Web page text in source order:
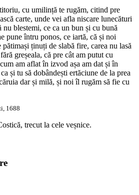
cu umilință te rugăm, citind pre
carte, unde vei afla niscare lunecături
nu blestemi, ce ca un bun și cu bună
pune întru ponos, ce iartă, că și noi
pătimași ținuți de slabă fire, carea nu lasă
greșeala, că pre cât am putut cu
am aflat în izvod așa am dat și în
și tu să dobândești ertăciune de la prea
dar și milă, și noi îl rugăm să fie cu
1688
trecut la cele veșnice.